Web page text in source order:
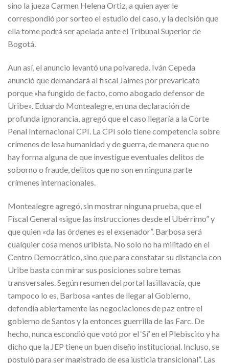
sino la jueza Carmen Helena Ortiz, a quien ayer le
correspondió por sorteo el estudio del caso, y la decisión que
ella tome podrá ser apelada ante el Tribunal Superior de
Bogotá.
Aun así, el anuncio levantó una polvareda. Iván Cepeda
anunció que demandará al fiscal Jaimes por prevaricato
porque «ha fungido de facto, como abogado defensor de
Uribe». Eduardo Montealegre, en una declaración de
profunda ignorancia, agregó que el caso llegaría a la Corte
Penal Internacional CPI. La CPI solo tiene competencia sobre
crímenes de lesa humanidad y de guerra, de manera que no
hay forma alguna de que investigue eventuales delitos de
soborno o fraude, delitos que no son en ninguna parte
crímenes internacionales.
Montealegre agregó, sin mostrar ninguna prueba, que el
Fiscal General «sigue las instrucciones desde el Ubérrimo” y
que quien «da las órdenes es el exsenador”. Barbosa será
cualquier cosa menos uribista. No solo no ha militado en el
Centro Democrático, sino que para constatar su distancia con
Uribe basta con mirar sus posiciones sobre temas
transversales. Según resumen del portal lasillavacía, que
tampoco lo es, Barbosa «antes de llegar al Gobierno,
defendía abiertamente las negociaciones de paz entre el
gobierno de Santos y la entonces guerrilla de las Farc. De
hecho, nunca escondió que votó por el ‘Sí’ en el Plebiscito y ha
dicho que la JEP tiene un buen diseño institucional. Incluso, se
postuló para ser magistrado de esa justicia transicional”. Las